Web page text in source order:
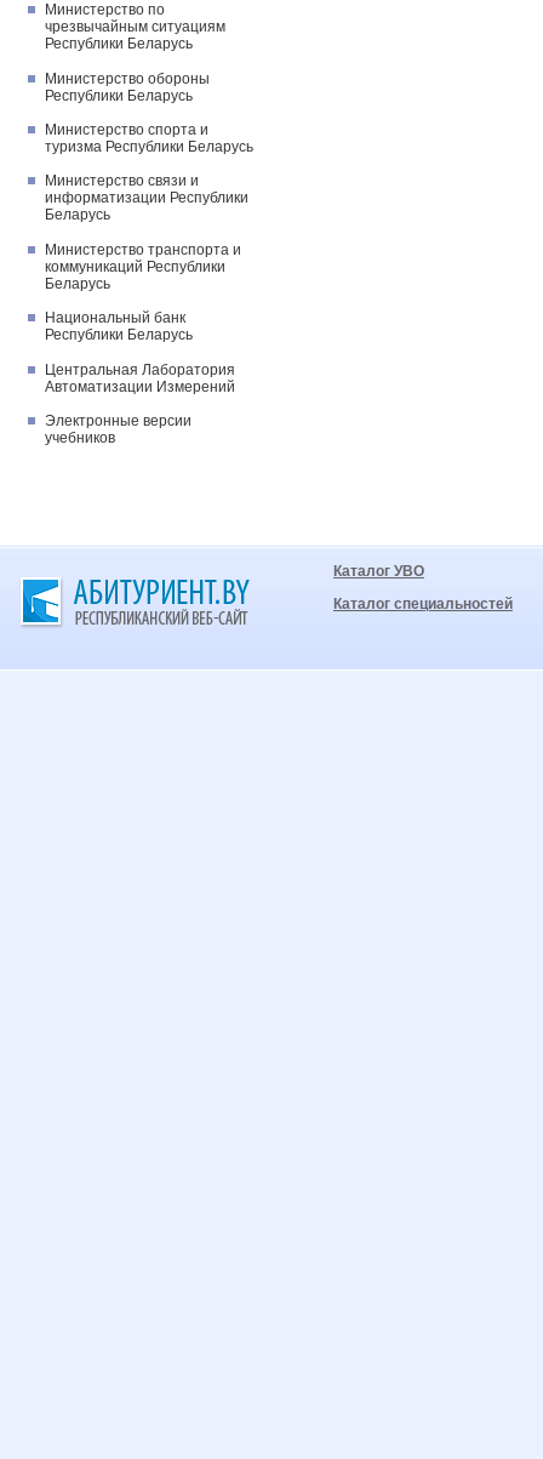
Министерство по
чрезвычайным ситуациям
Республики Беларусь
Министерство обороны
Республики Беларусь
Министерство спорта и
туризма Республики Беларусь
Министерство связи и
информатизации Республики
Беларусь
Министерство транспорта и
коммуникаций Республики
Беларусь
Национальный банк
Республики Беларусь
Центральная Лаборатория
Автоматизации Измерений
Электронные версии
учебников
Каталог УВО
Каталог специальностей